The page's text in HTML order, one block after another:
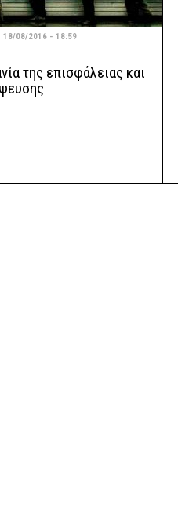
18/08/2016 - 18:59
της επισφάλειας και